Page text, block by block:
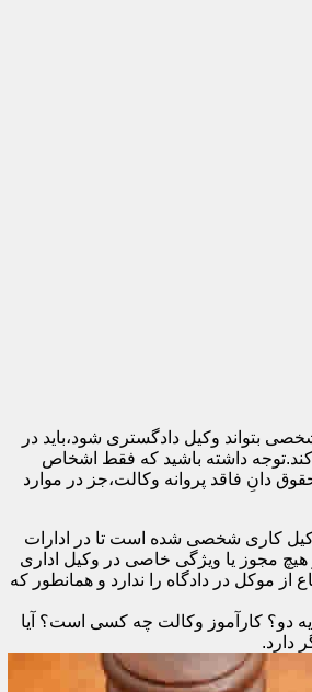
بتواند وکیل دادگستری شود،باید در
داشته باشید که فقط اشخاص
دانِ فاقد پروانه وکالت،جز در موارد
کاری شخصی شده است تا در ادارات
هیچ مجوز یا ویژگی خاصی در وکیل اداری
موکل در دادگاه را ندارد و همانطور که
دو؟ کارآموز وکالت چه کسی است؟ آیا
دارد.